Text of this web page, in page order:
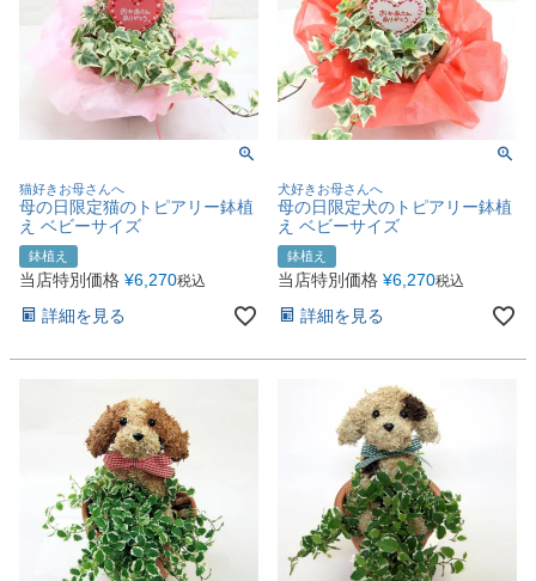
猫好きお母さんへ
母の日限定猫のトピアリー鉢植
え ベビーサイズ
鉢植え
当店特別価格 ¥6,270税込
詳細を見る
犬好きお母さんへ
母の日限定犬のトピアリー鉢植
え ベビーサイズ
鉢植え
当店特別価格 ¥6,270税込
詳細を見る